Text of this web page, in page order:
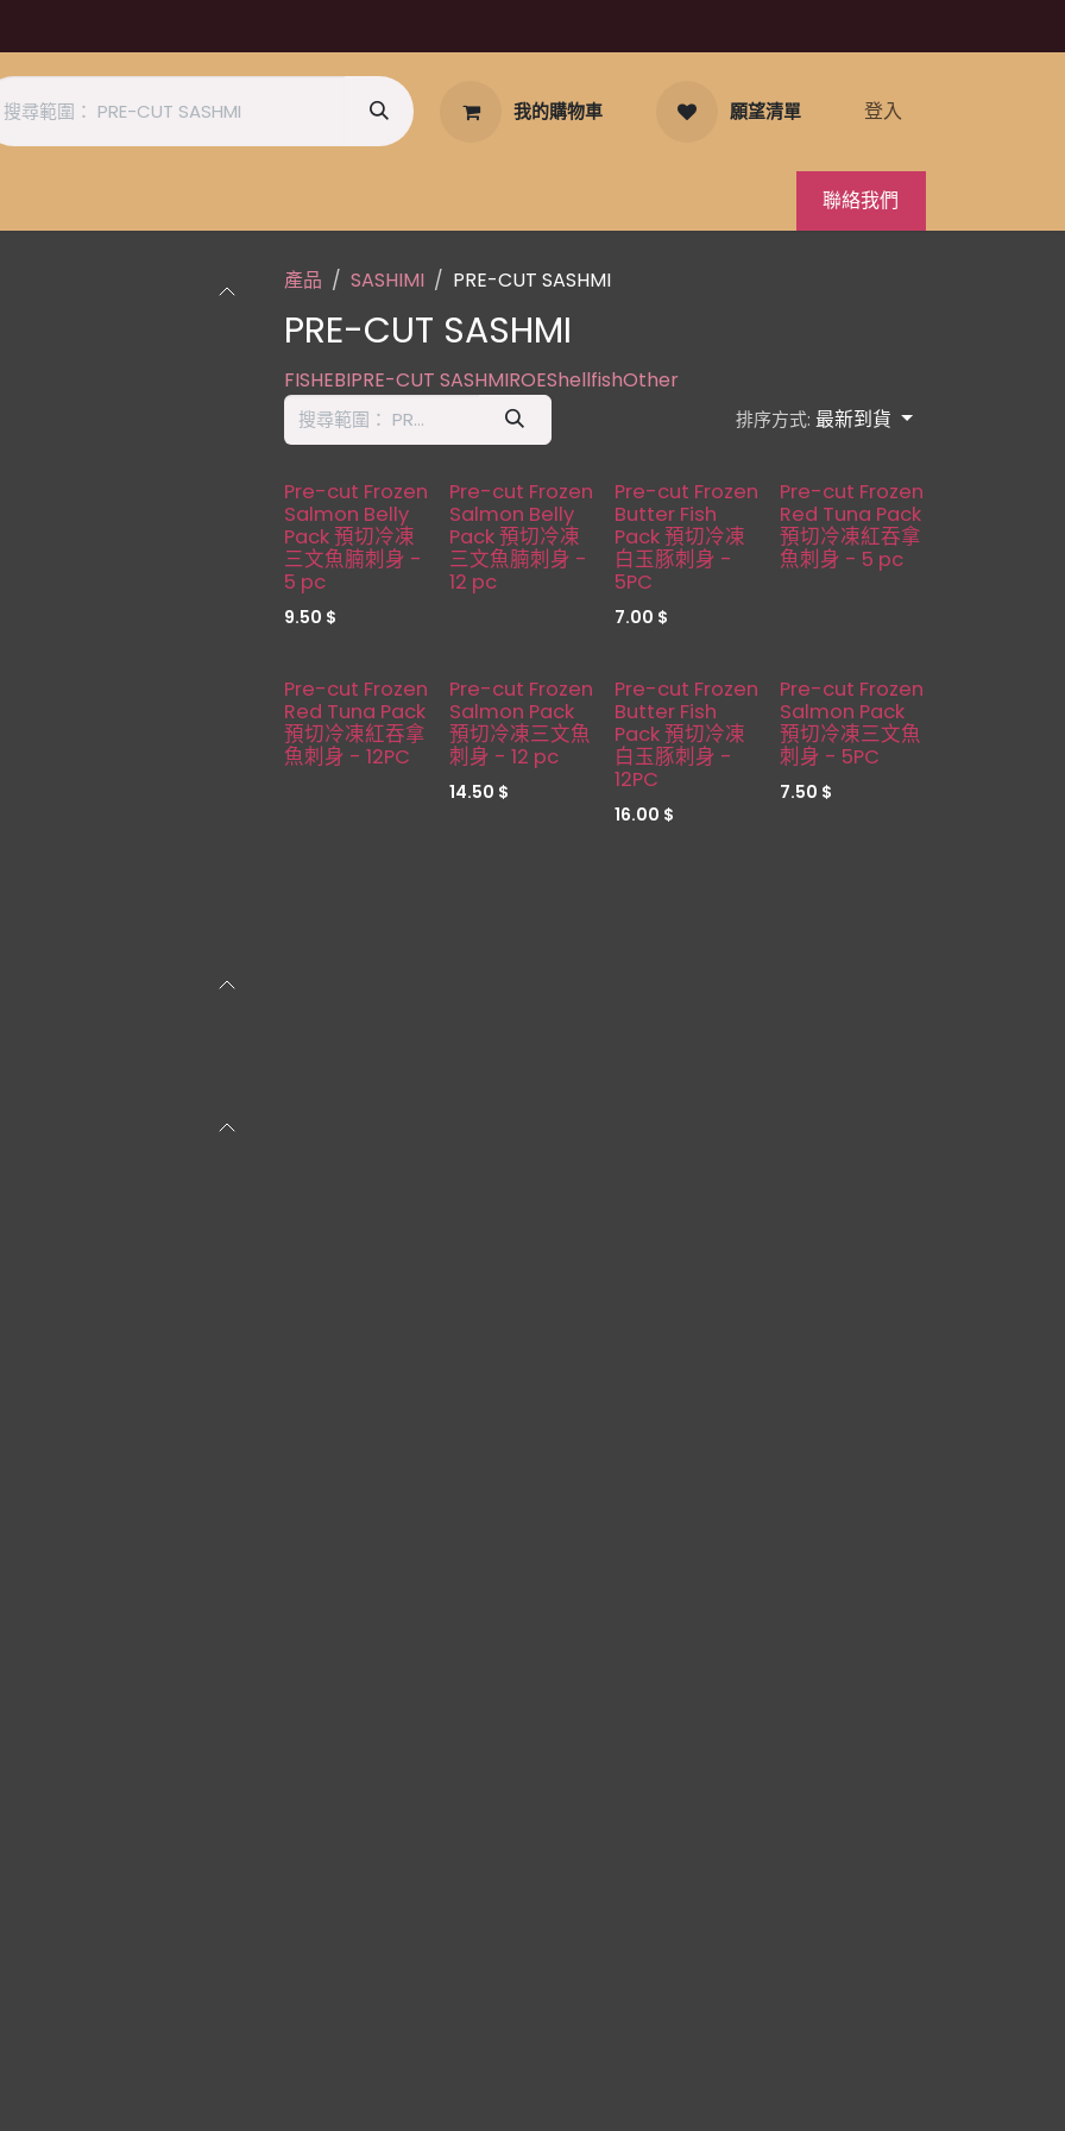
我的購物車 願望清單 登入
聯絡我們
產品 SASHIMI PRE-CUT SASHMI
PRE-CUT SASHMI
FISHEBIPRE-CUT SASHMIROEShellfishOther
排序方式: 最新到貨
缺貨
Pre-cut Frozen
Salmon Belly
Pack 預切冷凍
三文魚腩刺身 -
5 pc
9.50 $
缺貨
Pre-cut Frozen
Salmon Belly
Pack 預切冷凍
三文魚腩刺身 -
12 pc
Pre-cut Frozen
Butter Fish
Pack 預切冷凍
白玉豚刺身 -
5PC
7.00 $
Restocked
Pre-cut Frozen
Red Tuna Pack
預切冷凍紅吞拿
魚刺身 - 5 pc
Restocked
Pre-cut Frozen
Red Tuna Pack
預切冷凍紅吞拿
魚刺身 - 12PC
缺貨
Pre-cut Frozen
Salmon Pack
預切冷凍三文魚
刺身 - 12 pc
14.50 $
缺貨
Pre-cut Frozen
Butter Fish
Pack 預切冷凍
白玉豚刺身 -
12PC
16.00 $
缺貨
Pre-cut Frozen
Salmon Pack
預切冷凍三文魚
刺身 - 5PC
7.50 $